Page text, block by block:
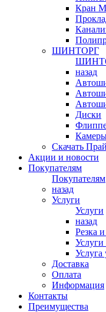
Кран
ШИНТОРГ
назад
Диски
Скачать
Акции и новости
Покупателям
Покупателям
назад
Услуги
Услуги
назад
Резка
Услуга
Доставка
Оплата
Информация
Контакты
Преимущества